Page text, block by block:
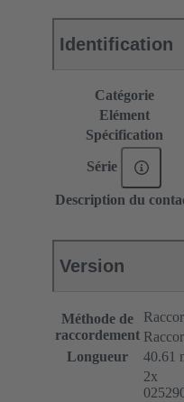
Identification
Catégorie
Elément
Spécification
Série
Description du
Version
Méthode de
raccordement
Longueur
40.61
2x